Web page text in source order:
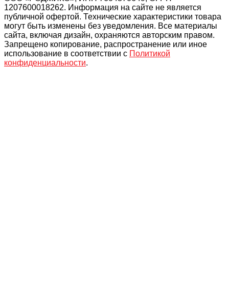
1207600018262. Информация на сайте не является
публичной офертой. Технические характеристики товара
могут быть изменены без уведомления. Все материалы
сайта, включая дизайн, охраняются авторским правом.
Запрещено копирование, распространение или иное
использование в соответствии с Политикой
конфиденциальности.